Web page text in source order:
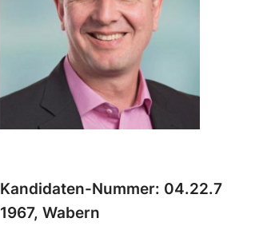
Kandidaten-Nummer: 04.22.7
1967, Wabern